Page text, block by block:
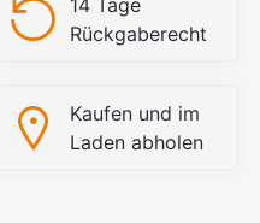
14 Tage
Rückgaberecht
Kaufen und im
Laden abholen